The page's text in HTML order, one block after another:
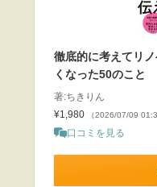
徹底的に考えてリ
くなった50のこと
著:ちきりん
¥1,980
（2026/07/09
口コミを見る